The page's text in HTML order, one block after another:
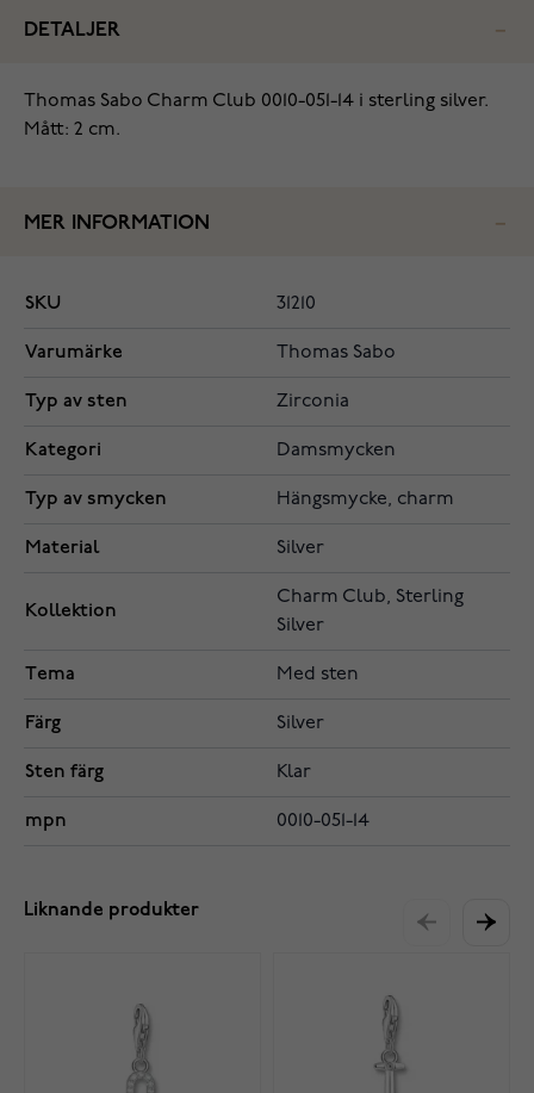
DETALJER
‌Thomas Sabo Charm Club 0010-051-14 i sterling silver.
Mått: 2 cm.
MER INFORMATION
SKU 31210
Varumärke Thomas Sabo
Typ av sten Zirconia
Kategori Damsmycken
Typ av smycken Hängsmycke, charm
Material Silver
Kollektion
Charm Club, Sterling
Silver
Tema Med sten
Färg Silver
Sten färg Klar
mpn 0010-051-14
Liknande produkter